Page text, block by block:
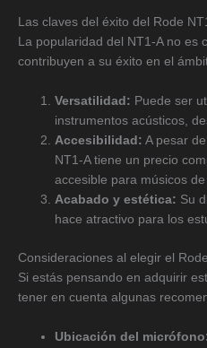
Las claves del éxito del Rode
La popularidad del NT1-A no es
contribuyen a su éxito en el
Versatilidad: Puede ser
instrumentos acústicos,
Accesibilidad: A pesar
NT1-A tiene un precio
accesible para músicos
Acabado y estética: Su
hace atractivo para los
Consideraciones al elegir el
Si estás pensando en adquirir
tener en cuenta algunas
Ubicación del